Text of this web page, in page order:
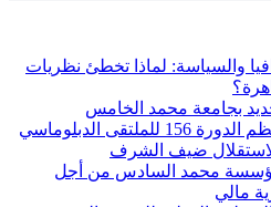
والسياسة: لماذا تخطئ نظريات
جديد بجامعة محمد الخامس
المؤسسة الدبلوماسية تنظم الدورة 156 للملتقى الدبلوماسي
بمؤسسة محمد السادس من أجل
مالي